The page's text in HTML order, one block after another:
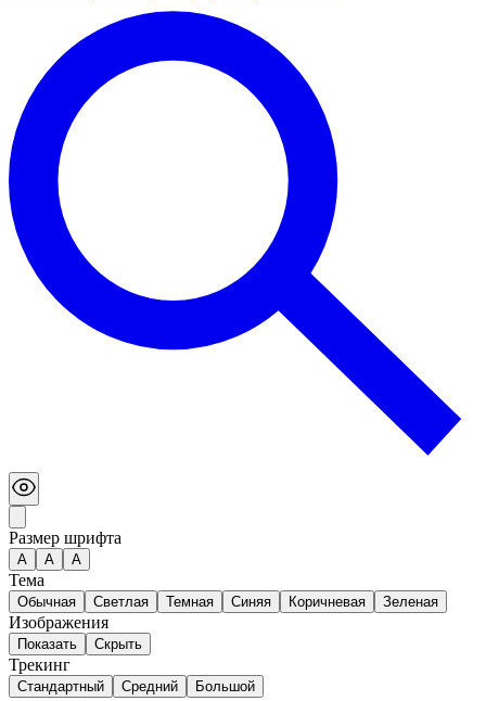
Размер шрифта
А A A
Тема
Обычная Светлая Темная Синяя Коричневая Зеленая
Изображения
Показать Скрыть
Трекинг
Стандартный Средний Большой